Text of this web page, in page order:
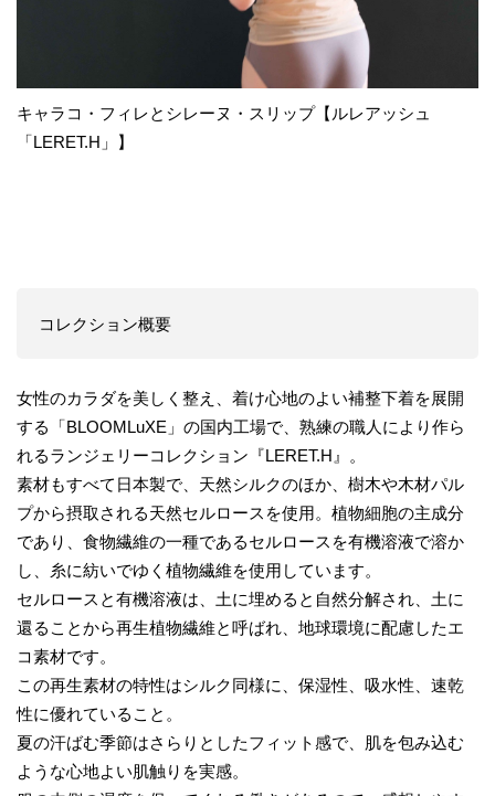
キャラコ・フィレとシレーヌ・スリップ【ルレアッシュ
「LERET.H」】
コレクション概要
女性のカラダを美しく整え、着け心地のよい補整下着を展開
する「BLOOMLuXE」の国内工場で、熟練の職人により作ら
れるランジェリーコレクション『LERET.H』。
素材もすべて日本製で、天然シルクのほか、樹木や木材パル
プから摂取される天然セルロースを使用。植物細胞の主成分
であり、食物繊維の一種であるセルロースを有機溶液で溶か
し、糸に紡いでゆく植物繊維を使用しています。
セルロースと有機溶液は、土に埋めると自然分解され、土に
還ることから再生植物繊維と呼ばれ、地球環境に配慮したエ
コ素材です。
この再生素材の特性はシルク同様に、保湿性、吸水性、速乾
性に優れていること。
夏の汗ばむ季節はさらりとしたフィット感で、肌を包み込む
ような心地よい肌触りを実感。